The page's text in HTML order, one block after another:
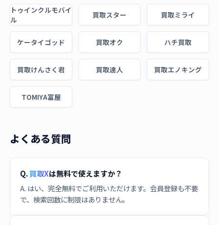
トゥインクルモバイ
ル
買取スター 買取ミライ
ケータイゴッド 買取オク ハチ買取
買取けんさく君 買取達人 買取エノキング
TOMIYA富屋
よくある質問
Q.買取Xは無料で使えますか？
A. はい、完全無料でご利用いただけます。会員登録も不要
で、検索回数に制限はありません。